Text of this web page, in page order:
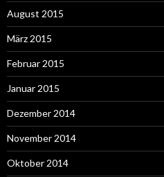
August 2015
März 2015
Februar 2015
Januar 2015
Dezember 2014
November 2014
Oktober 2014